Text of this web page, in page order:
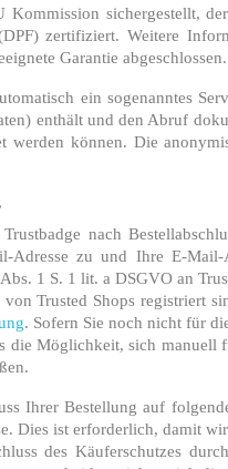
Kommission sichergestellt,
zertifiziert. Weitere
Garantie abgeschlossen.
ein sogenanntes
enthält und den Abruf
werden können. Die
nach
Adresse zu und Ihre E-
1 S. 1 lit. a DSGVO an
Trusted Shops registriert
. Sofern Sie noch nicht für
die Möglichkeit, sich
Ihrer Bestellung auf
Dies ist erforderlich, damit
des Käuferschutzes